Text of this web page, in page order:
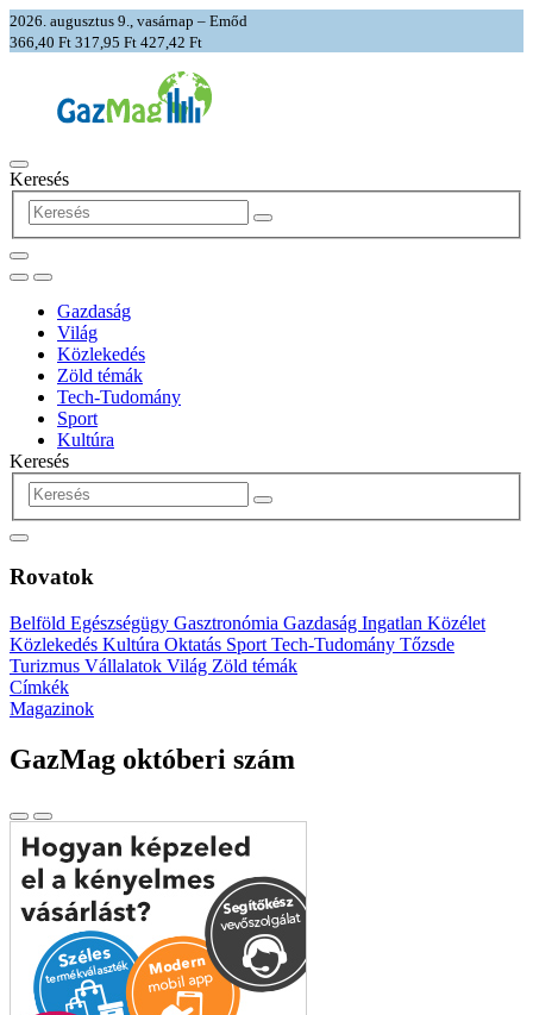
2026. augusztus 9., vasárnap – Emőd
366,40 Ft 317,95 Ft 427,42 Ft
Keresés
Gazdaság
Világ
Közlekedés
Zöld témák
Tech-Tudomány
Sport
Kultúra
Keresés
Rovatok
Belföld Egészségügy Gasztronómia Gazdaság Ingatlan Közélet
Közlekedés Kultúra Oktatás Sport Tech-Tudomány Tőzsde
Turizmus Vállalatok Világ Zöld témák
Címkék
Magazinok
GazMag októberi szám